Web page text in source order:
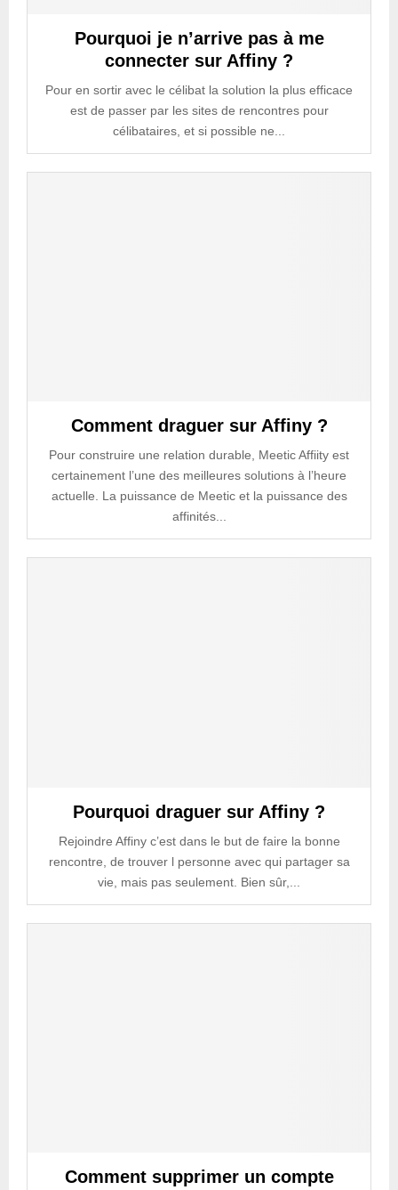
Pourquoi je n’arrive pas à me
connecter sur Affiny ?
Pour en sortir avec le célibat la solution la plus efficace
est de passer par les sites de rencontres pour
célibataires, et si possible ne...
Comment draguer sur Affiny ?
Pour construire une relation durable, Meetic Affiity est
certainement l’une des meilleures solutions à l’heure
actuelle. La puissance de Meetic et la puissance des
affinités...
Pourquoi draguer sur Affiny ?
Rejoindre Affiny c’est dans le but de faire la bonne
rencontre, de trouver l personne avec qui partager sa
vie, mais pas seulement. Bien sûr,...
Comment supprimer un compte